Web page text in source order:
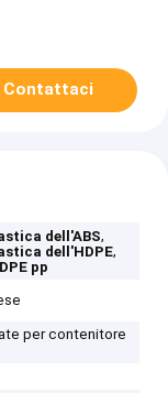
Contattaci
dell'ABS,
dell'HDPE,
pp
per contenitore